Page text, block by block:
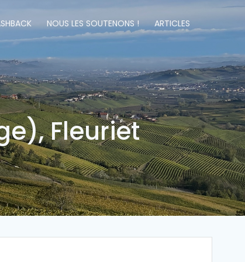
NOUS LES SOUTENONS ! ARTICLES
Fleuriet